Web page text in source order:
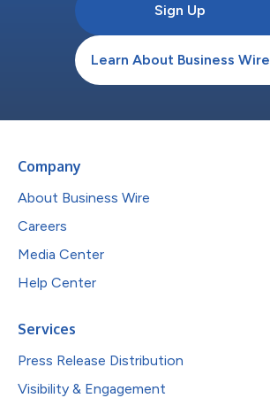
Sign Up
Learn About Business Wire
Company
About Business Wire
Careers
Media Center
Help Center
Services
Press Release Distribution
Visibility & Engagement